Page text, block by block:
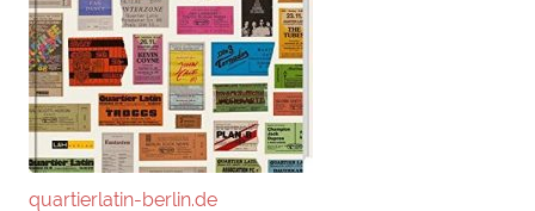
quartierlatin-berlin.de